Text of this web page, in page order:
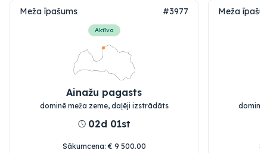
Meža īpašums #3977
Aktīva
Ainažu pagasts
dominē meža zeme, daļēji izstrādāts
02d 01st
Sākumcena:€ 9 500.00
Meža
dominē